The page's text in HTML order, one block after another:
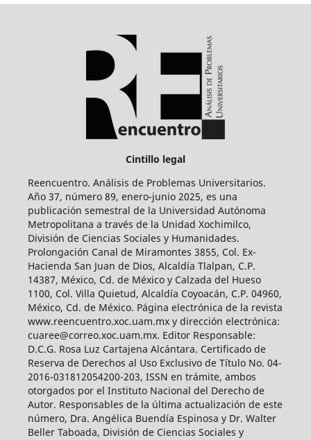
Cintillo legal
Reencuentro. Análisis de Problemas Universitarios.
Año 37, número 89, enero-junio 2025, es una
publicación semestral de la Universidad Autónoma
Metropolitana a través de la Unidad Xochimilco,
División de Ciencias Sociales y Humanidades.
Prolongación Canal de Miramontes 3855, Col. Ex-
Hacienda San Juan de Dios, Alcaldía Tlalpan, C.P.
14387, México, Cd. de México y Calzada del Hueso
1100, Col. Villa Quietud, Alcaldía Coyoacán, C.P. 04960,
México, Cd. de México. Página electrónica de la revista
www.reencuentro.xoc.uam.mx y dirección electrónica:
cuaree@correo.xoc.uam.mx. Editor Responsable:
D.C.G. Rosa Luz Cartajena Alcántara. Certificado de
Reserva de Derechos al Uso Exclusivo de Título No. 04-
2016-031812054200-203, ISSN en trámite, ambos
otorgados por el Instituto Nacional del Derecho de
Autor. Responsables de la última actualización de este
número, Dra. Angélica Buendía Espinosa y Dr. Walter
Beller Taboada, División de Ciencias Sociales y